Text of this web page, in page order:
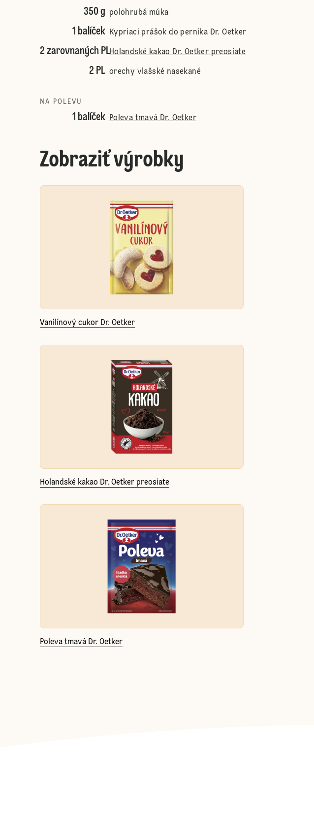
350 g polohrubá múka
1 balíček Kypriaci prášok do perníka Dr. Oetker
2 zarovnaných PLHolandské kakao Dr. Oetker preosiate
2 PL orechy vlašské nasekané
NA POLEVU
1 balíček Poleva tmavá Dr. Oetker
Zobraziť výrobky
Vanilínový cukor Dr. Oetker
Holandské kakao Dr. Oetker preosiate
Poleva tmavá Dr. Oetker